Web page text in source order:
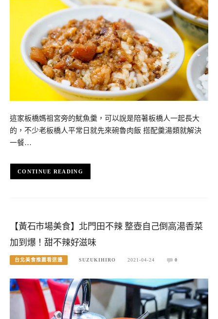
這家板橋媽祖宮旁的魷魚羹，可以說是陪著板橋人一起長大
的，不少老板橋人平常日就先來碗魯肉飯 搭配羹湯類就解決
一餐…
CONTINUE READING
【黃石市場美食】北門田不辣 整壺自己倒高湯香菜
加到爆！甜不辣好滋味
台北美食推薦看這邊 SUZUKIHIRO 2021-04-24 0